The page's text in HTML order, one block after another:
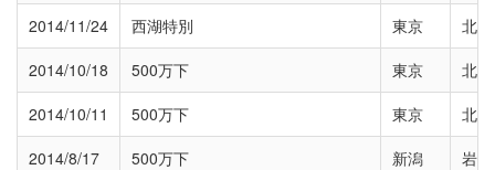
2014/11/24
西湖特別 東京
北
2014/10/18
500万下 東京
北
2014/10/11
500万下 東京
北
2014/8/17
500万下 新潟 岩